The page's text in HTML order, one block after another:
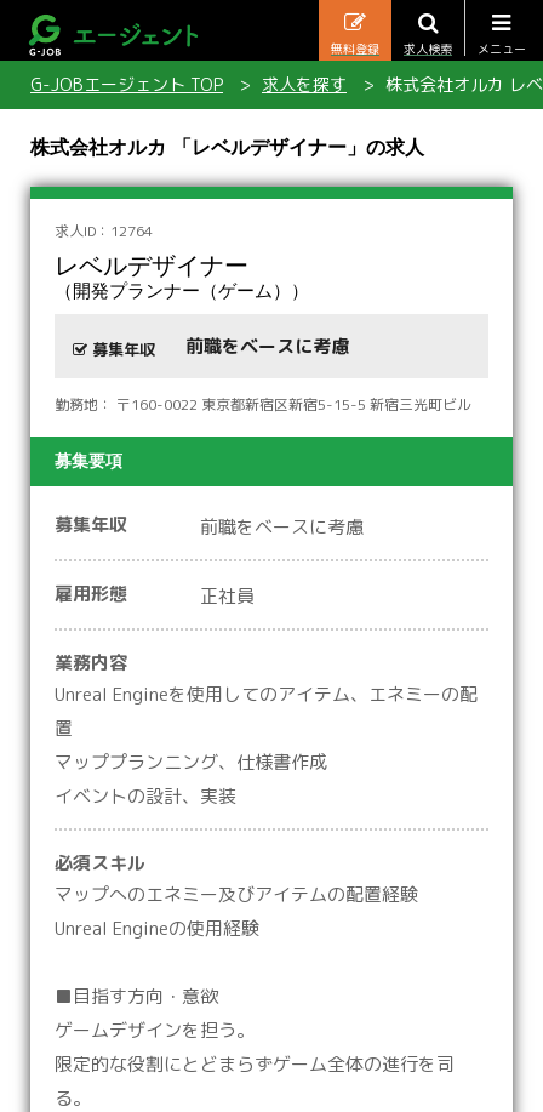
メニュー
求人検索
無料登録
G-JOBエージェント TOP 求人を探す 株式会社オルカ レ
株式会社オルカ 「レベルデザイナー」の求人
求人ID：12764
レベルデザイナー
（開発プランナー（ゲーム））
募集年収 前職をベースに考慮
勤務地： 〒160-0022 東京都新宿区新宿5-15-5 新宿三光町ビル
募集要項
募集年収 前職をベースに考慮
雇用形態 正社員
業務内容
Unreal Engineを使用してのアイテム、エネミーの配
置
マッププランニング、仕様書作成
イベントの設計、実装
必須スキル
マップへのエネミー及びアイテムの配置経験
Unreal Engineの使用経験
■目指す方向・意欲
ゲームデザインを担う。
限定的な役割にとどまらずゲーム全体の進行を司
る。